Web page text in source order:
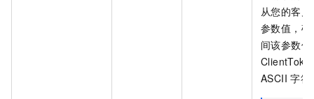
从您的客
参数值，
间该参数
ASCII 字符